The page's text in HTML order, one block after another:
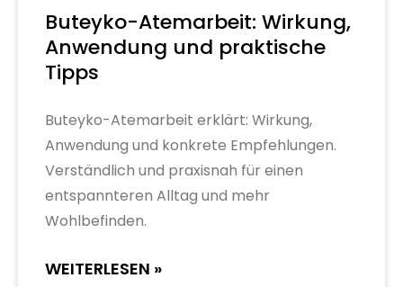
Buteyko-Atemarbeit: Wirkung,
Anwendung und praktische
Tipps
Buteyko-Atemarbeit erklärt: Wirkung,
Anwendung und konkrete Empfehlungen.
Verständlich und praxisnah für einen
entspannteren Alltag und mehr
Wohlbefinden.
WEITERLESEN »